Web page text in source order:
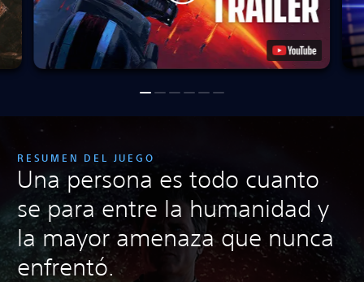
RESUMEN DEL JUEGO
Una persona es todo cuanto
se para entre la humanidad y
la mayor amenaza que nunca
enfrentó.